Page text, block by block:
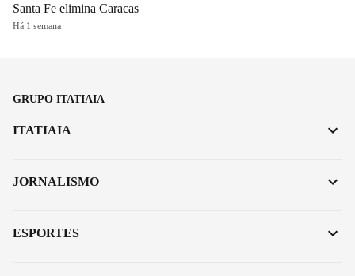
Santa Fe elimina Caracas
Há 1 semana
GRUPO ITATIAIA
ITATIAIA
JORNALISMO
ESPORTES